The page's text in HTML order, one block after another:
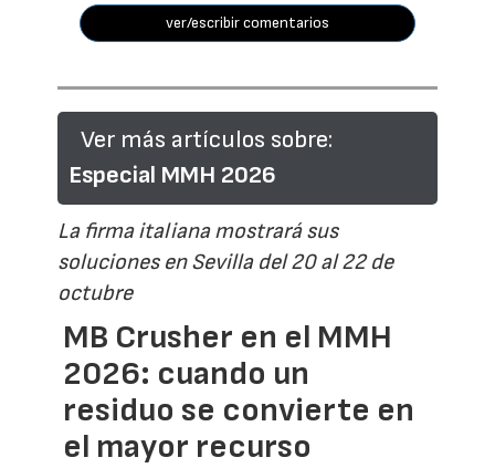
ver/escribir comentarios
Ver más artículos sobre:
Especial MMH 2026
La firma italiana mostrará sus
soluciones en Sevilla del 20 al 22 de
octubre
MB Crusher en el MMH
2026: cuando un
residuo se convierte en
el mayor recurso